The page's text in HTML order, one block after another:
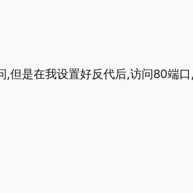
,但是在我设置好反代后,访问80端